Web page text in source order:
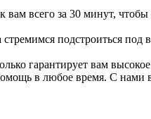
всего за 30 минут, чтобы
подстроиться под
гарантирует вам высокое
в любое время. С нами